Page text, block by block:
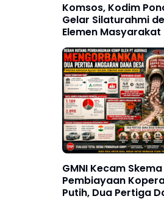
Komsos, Kodim
Gelar Silaturahmi
Elemen Masyarakat
GMNI Kecam Skema
Pembiayaan
Putih, Dua Pertiga